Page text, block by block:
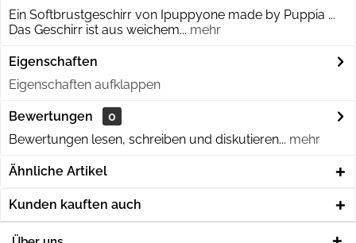
Ein Softbrustgeschirr von Ipuppyone made by Puppia ...
Das Geschirr ist aus weichem... mehr
Eigenschaften
Eigenschaften aufklappen
Bewertungen
0
Bewertungen lesen, schreiben und diskutieren... mehr
Ähnliche Artikel
Kunden kauften auch